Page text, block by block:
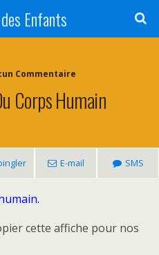
Enfants
Commentaire
Corps Humain
E-mail SMS
cette affiche pour nos